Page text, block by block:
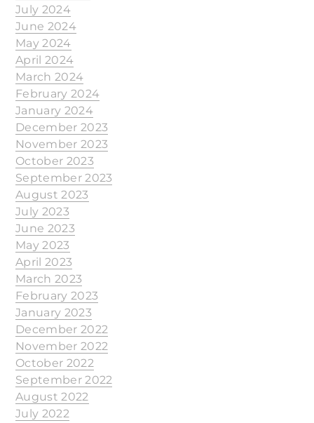
July 2024
June 2024
May 2024
April 2024
March 2024
February 2024
January 2024
December 2023
November 2023
October 2023
September 2023
August 2023
July 2023
June 2023
May 2023
April 2023
March 2023
February 2023
January 2023
December 2022
November 2022
October 2022
September 2022
August 2022
July 2022